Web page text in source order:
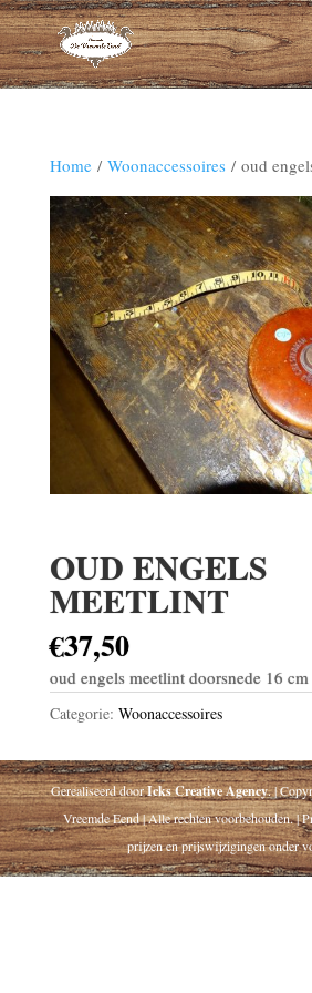
Home/ Woonaccessoires/ oud
OUD ENGELS
MEETLINT
€37,50
oud engels meetlint doorsnede 16 cm
Categorie: Woonaccessoires
Gerealiseerd doorIcks Creative Agency. |
Vreemde Eend | Alle rechten voorbehouden. |
prijzen en prijswijzigingen onder